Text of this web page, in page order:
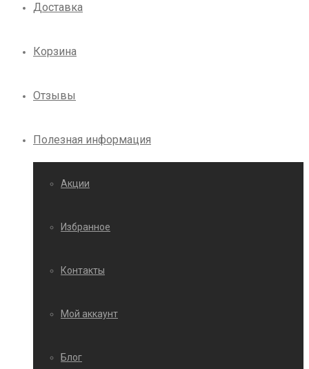
Доставка
Корзина
Отзывы
Полезная информация
Акции
Избранное
Контакты
Мой аккаунт
Блог